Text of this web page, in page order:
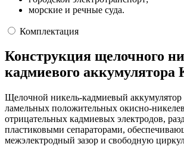
морские и речные суда.
Комплектация
Конструкция щелочного
кадмиевого аккумулятора
Щелочной никель-кадмиевый аккумулятор
ламельных положительных окисно-
отрицательных кадмиевых электродов,
пластиковыми сепараторами,
межэлектродный зазор и свободную